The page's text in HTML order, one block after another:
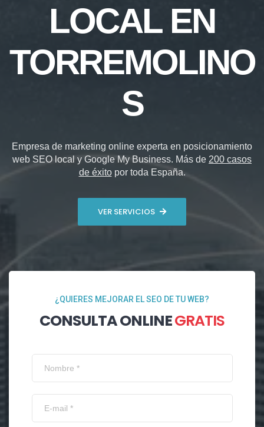
LOCAL EN
TORREMOLINO
S
Empresa de marketing online experta en posicionamiento
web SEO local y Google My Business. Más de 200 casos
de éxitopor toda España.
VER SERVICIOS
¿QUIERES MEJORAR EL SEO DE TU WEB?
CONSULTA ONLINEGRATIS